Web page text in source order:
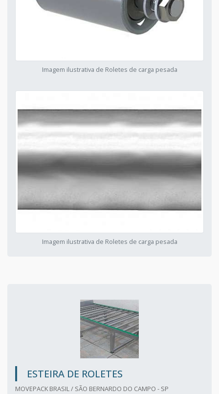
Imagem ilustrativa de Roletes de carga pesada
Imagem ilustrativa de Roletes de carga pesada
ESTEIRA DE ROLETES
MOVEPACK BRASIL / SÃO BERNARDO DO CAMPO - SP